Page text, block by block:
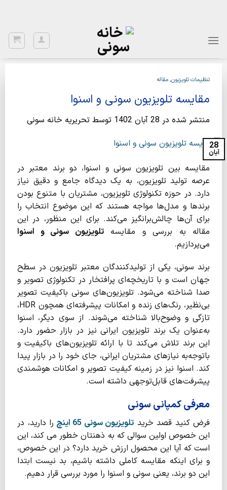
تنظیمات تلویزیون,مقاله
مقایسه تلویزیون سونی و اسنوا
منتشر شده در 28 آبان 1402 توسط تحریریه خانه سونی
28
آبان
مقایسه بین تلویزیون سونی و اسنوا، دو برند معتبر در
عرصه تولید تلویزیون، به یک دیدگاه جامع و دقیق نیاز
دارد. در حوزه تکنولوژی تلویزیون، مشتریان با متنوع بودن
برندها و مدل‌ها مواجه هستند که این موضوع انتخاب را
برای آن‌ها چالش‌برانگیز می‌کند. برای این منظور، در این
مقاله به بررسی و مقایسهتلویزیون سونی و اسنوا
می‌پردازیم.
برند سونی، یکی از تولیدکنندگان معتبر تلویزیون در سطح
جهان است و با تاریخچه‌ای پرافتخار در تکنولوژی تصویر و
صدا شناخته می‌شود. تلویزیون‌های سونی باکیفیت تصویر
بی‌نظیر، رنگ‌های زنده و امکانات پیشرفته‌ای همچون HDR،
تازگی و وضوح‌بالا شناخته می‌شوند. از سوی دیگر، اسنوا
به‌عنوان یک برند تلویزیون ایرانی نیز در بازار حضور دارد.
این برند تلاش می‌کند تا با ارائه تلویزیون‌های باکیفیت و
باتوجه‌به نیازهای مشتریان ایرانی، جای خود را در بازار پیدا
کند. اسنوا نیز در زمینه کیفیت تصویر و امکانات هوشمندی
پیشرفت‌های قابل‌توجهی داشته است.
معرفی کمپانی سونی
فرض کنید قصد خرید تلویزیون سونی 65 اینچ
را دارید، در
این خصوص اولین سوالی که به ذهنتان خطور می کند، این
است که آیا این محصول ارزش خرید دارد؟ در این خصوص،
و برای اینکه مقایسه کاملی داشته باشیم، بد نیست ابتدا
این دو برند، یعنی سونی و اسنوا را مورد بررسی قرار دهیم.